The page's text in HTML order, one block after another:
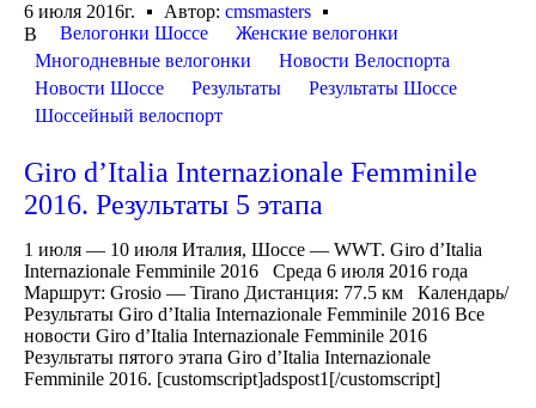
6 июля 2016г.
Автор: cmsmasters
В
Велогонки Шоссе
Женские велогонки
Многодневные велогонки
Новости Велоспорта
Новости Шоссе
Результаты
Результаты Шоссе
Шоссейный велоспорт
Giro d’Italia Internazionale Femminile
2016. Результаты 5 этапа
1 июля — 10 июля Италия, Шоссе — WWT. Giro d’Italia
Internazionale Femminile 2016 Среда 6 июля 2016 года
Маршрут: Grosio — Tirano Дистанция: 77.5 км Календарь/
Результаты Giro d’Italia Internazionale Femminile 2016 Все
новости Giro d’Italia Internazionale Femminile 2016
Результаты пятого этапа Giro d’Italia Internazionale
Femminile 2016. [customscript]adspost1[/customscript]